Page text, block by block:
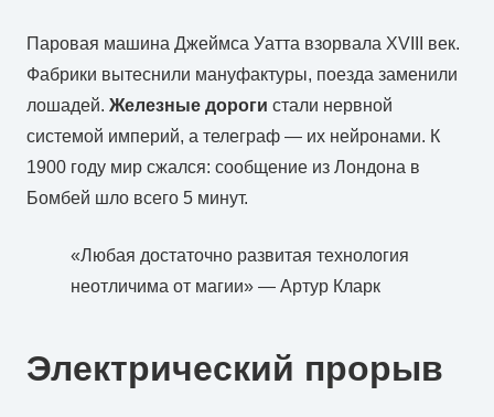
Паровая машина Джеймса Уатта взорвала XVIII век.
Фабрики вытеснили мануфактуры, поезда заменили
лошадей. Железные дороги стали нервной
системой империй, а телеграф — их нейронами. К
1900 году мир сжался: сообщение из Лондона в
Бомбей шло всего 5 минут.
«Любая достаточно развитая технология
неотличима от магии» — Артур Кларк
Электрический прорыв